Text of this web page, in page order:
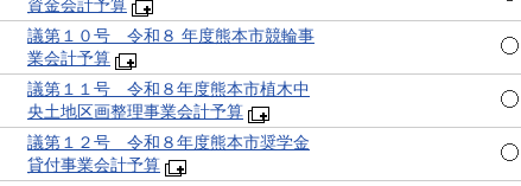
資金会計予算
議第１０号 令和８ 年度熊本市競輪事
業会計予算
議第１１号 令和８年度熊本市植木中
央土地区画整理事業会計予算
議第１２号 令和８年度熊本市奨学金
貸付事業会計予算